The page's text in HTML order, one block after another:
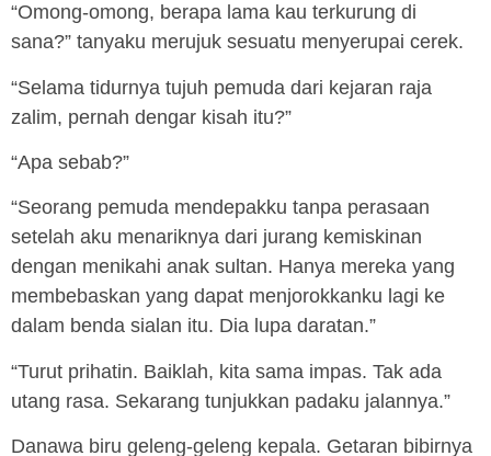
“Omong-omong, berapa lama kau terkurung di
sana?” tanyaku merujuk sesuatu menyerupai cerek.
“Selama tidurnya tujuh pemuda dari kejaran raja
zalim, pernah dengar kisah itu?”
“Apa sebab?”
“Seorang pemuda mendepakku tanpa perasaan
setelah aku menariknya dari jurang kemiskinan
dengan menikahi anak sultan. Hanya mereka yang
membebaskan yang dapat menjorokkanku lagi ke
dalam benda sialan itu. Dia lupa daratan.”
“Turut prihatin. Baiklah, kita sama impas. Tak ada
utang rasa. Sekarang tunjukkan padaku jalannya.”
Danawa biru geleng-geleng kepala. Getaran bibirnya